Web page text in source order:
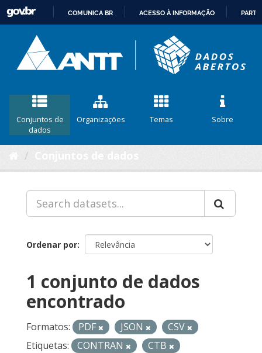
CONTEÚDO
COMUNICA BR ACESSO À INFORMAÇÃO
Conjuntos de
dados
Organizações Temas Sobre
Ordenar por
1 conjunto de dados
encontrado
Formatos: PDF JSON
CSV
Etiquetas:
CONTRAN CTB